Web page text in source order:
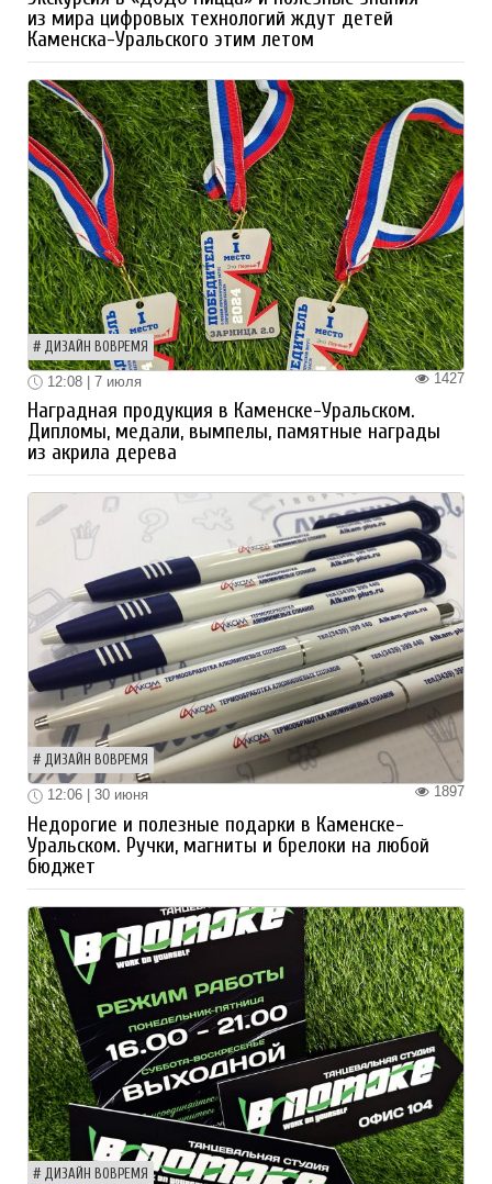
из мира цифровых технологий ждут детей
Каменска-Уральского этим летом
ДИЗАЙН ВОВРЕМЯ
1427
12:08 | 7 июля
Наградная продукция в Каменске-Уральском.
Дипломы, медали, вымпелы, памятные награды
из акрила дерева
ДИЗАЙН ВОВРЕМЯ
1897
12:06 | 30 июня
Недорогие и полезные подарки в Каменске-
Уральском. Ручки, магниты и брелоки на любой
бюджет
ДИЗАЙН ВОВРЕМЯ